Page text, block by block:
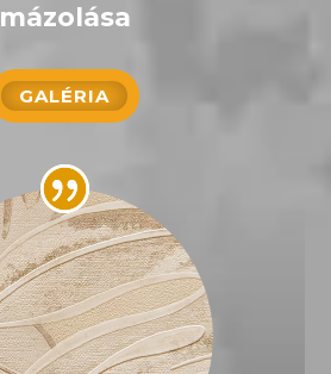
mázolása
GALÉRIA